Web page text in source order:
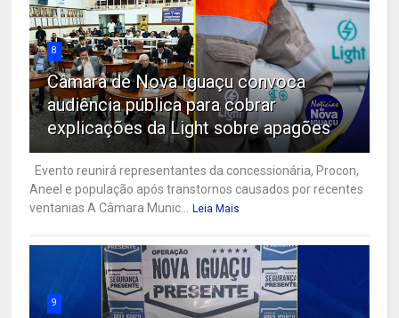
8
Câmara de Nova Iguaçu convoca
audiência pública para cobrar
explicações da Light sobre apagões
Evento reunirá representantes da concessionária, Procon,
Aneel e população após transtornos causados por recentes
ventanias A Câmara Munic... Leia Mais
9